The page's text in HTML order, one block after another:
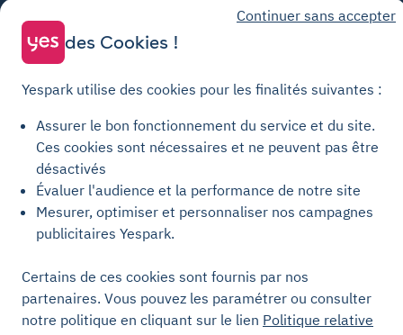
les mentions "Gestion Immobilière" et "Transaction" délivrée par la CCI de
Paris Île-de-France. © Yespark Tous droits réservés.
Conditions générales d'utilisation
Conditions générales de vente Recharge
Politique de confidentialité
Politique relative aux cookies
Paramètres des cookies
Charte de transparence
Continuer sans accepter
des Cookies !
Yespark utilise des cookies pour les finalités suivantes :
Assurer le bon fonctionnement du service et du site.
Ces cookies sont nécessaires et ne peuvent pas être
désactivés
Évaluer l'audience et la performance de notre site
Mesurer, optimiser et personnaliser nos campagnes
publicitaires Yespark.
Certains de ces cookies sont fournis par nos
partenaires. Vous pouvez les paramétrer ou consulter
notre politique en cliquant sur le lien Politique relative